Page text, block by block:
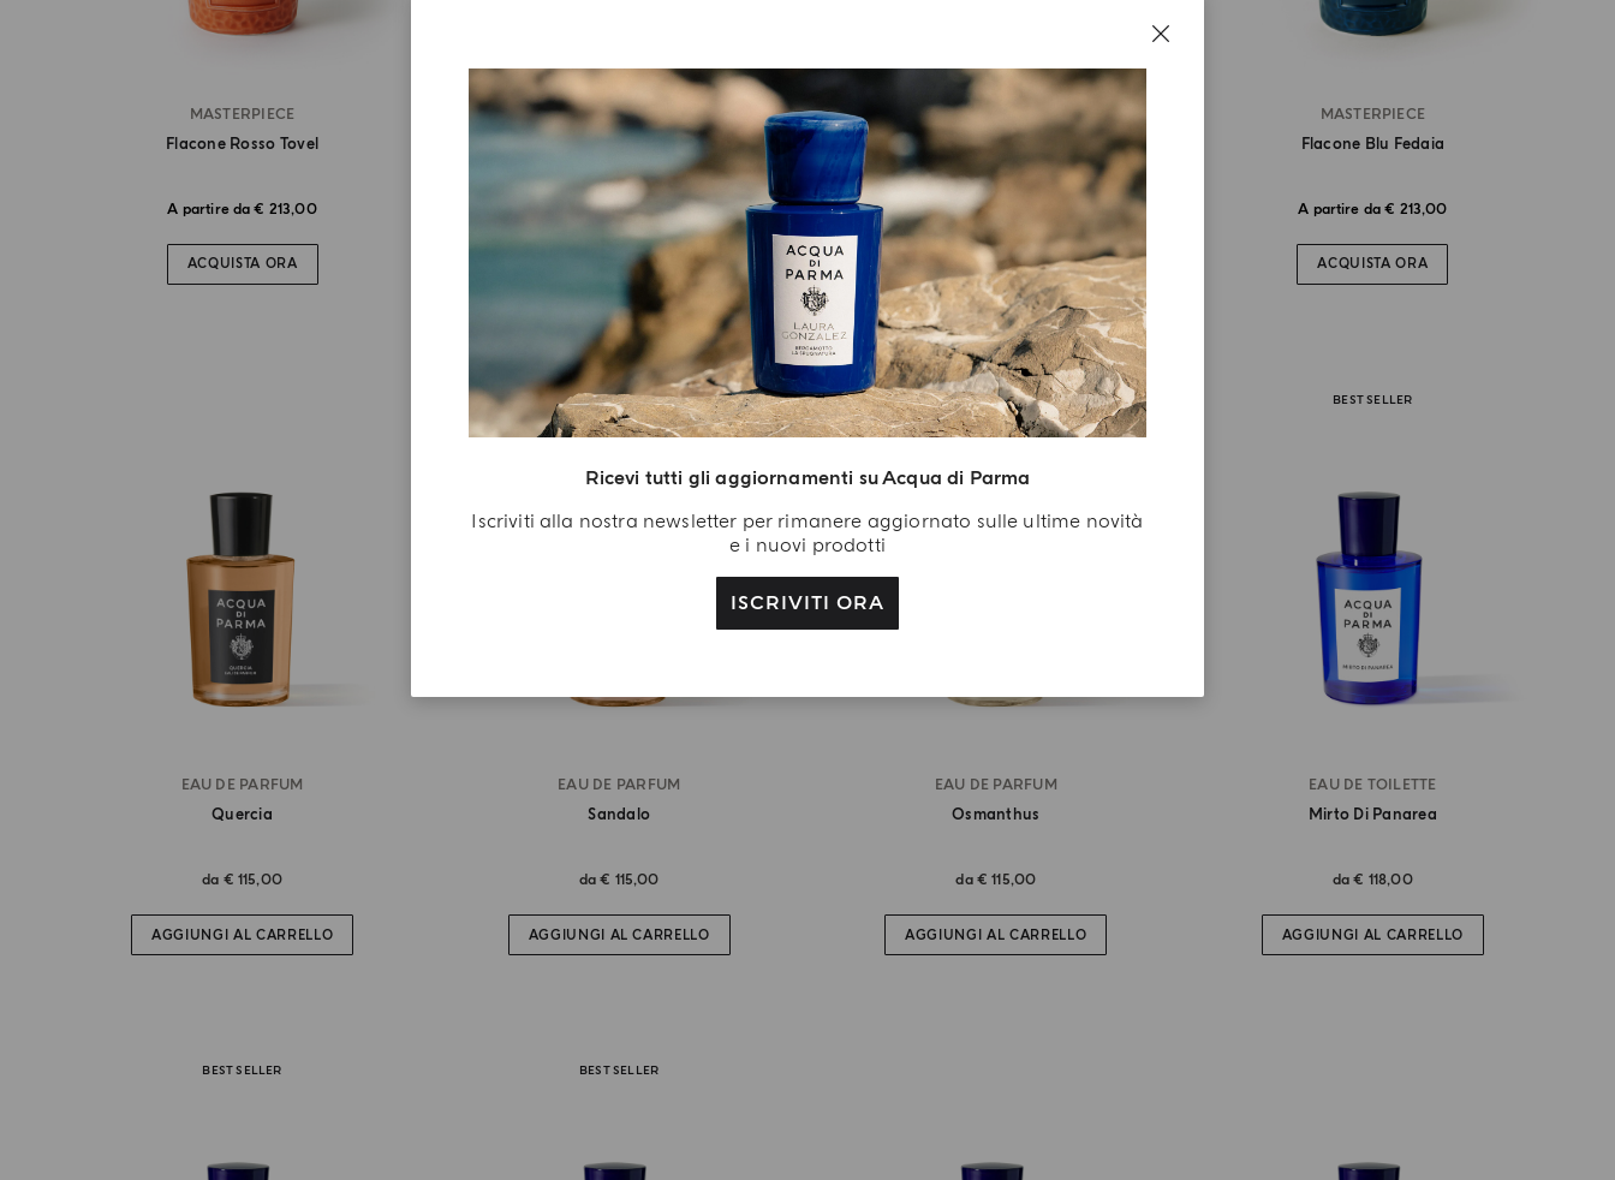
Ricevi tutti gli aggiornamenti su Acqua di Parma
Iscriviti alla nostra newsletter per rimanere aggiornato sulle ultime novità
e i nuovi prodotti
ISCRIVITI ORA
MASTERPIECE
Flacone Rosso Tovel
A partire da € 213,00
ACQUISTA ORA
EAU DE PARFUM
Ambra
da€ 270,00
SCOPRI ORA
MASTERPIECE
Flacone Giallo Cima
A partire da € 213,00
ACQUISTA ORA
MASTERPIECE
Flacone Blu Fedaia
A partire da € 213,00
ACQUISTA ORA
EAU DE PARFUM
Quercia
da € 115,00
AGGIUNGI AL CARRELLO
EAU DE PARFUM
Sandalo
da€ 115,00
AGGIUNGI AL CARRELLO
EAU DE PARFUM
Osmanthus
da € 115,00
AGGIUNGI AL CARRELLO
BEST SELLER
EAU DE TOILETTE
Mirto Di Panarea
da€ 118,00
AGGIUNGI AL CARRELLO
BEST SELLER BEST SELLER